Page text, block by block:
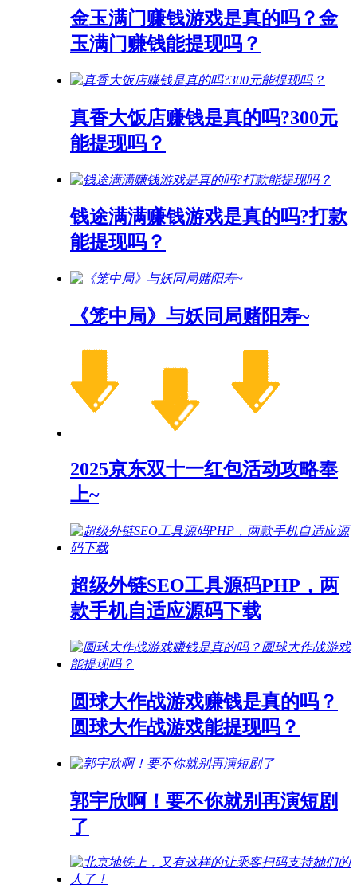
金玉满门赚钱游戏是真的吗？金
玉满门赚钱能提现吗？
真香大饭店赚钱是真的吗?300元
能提现吗？
钱途满满赚钱游戏是真的吗?打款
能提现吗？
《笼中局》与妖同局赌阳寿~
2025京东双十一红包活动攻略奉
上~
超级外链SEO工具源码PHP，两
款手机自适应源码下载
圆球大作战游戏赚钱是真的吗？
圆球大作战游戏能提现吗？
郭宇欣啊！要不你就别再演短剧
了